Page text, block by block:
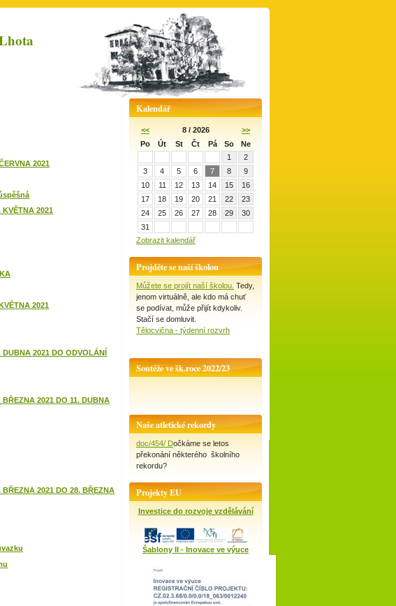
Kalendář
<< 8 / 2026
>>
Po
Út St Čt Pá So
Ne
1
2
3
4 5 6 7 8
9
10
11 12 13 14 15
16
17
18 19 20 21 22
23
24
25 26 27 28 29
30
31
Zobrazit kalendář
Projděte se naší školou
Můžete se projít naší školou. Tedy,
jenom virtuálně, ale kdo má chuť
se podívat, může přijít kdykoliv.
Stačí se domluvit.
Tělocvična - týdenní rozvrh
Soutěže ve šk.roce 2022/23
Naše atletické rekordy
doc/454/ Dočkáme se letos
překonání některého školního
rekordu?
Projekty EU
Investice do rozvoje vzdělávání
Šablony II - Inovace ve výuce
2021
KVĚTNA 2021
2021
2021 DO ODVOLÁNÍ
2021 DO 11. DUBNA
2021 DO 28. BŘEZNA